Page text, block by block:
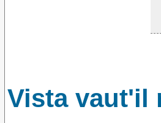
Vista vaut'il